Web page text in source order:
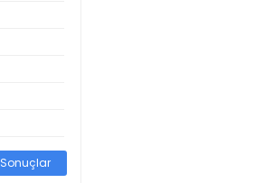
Sonuçlar